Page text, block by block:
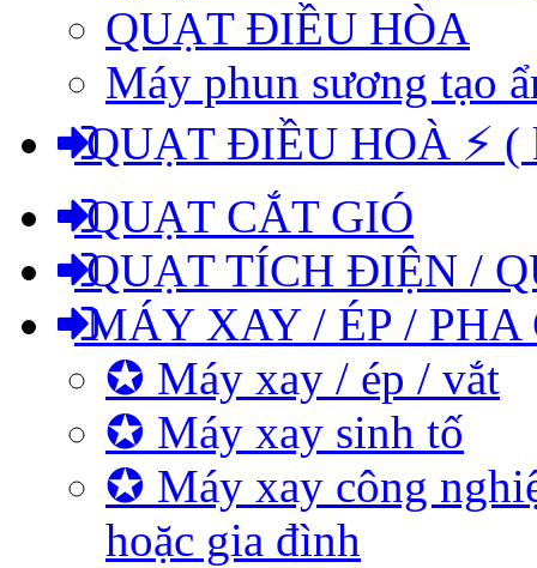
QUẠT ĐIỀU HÒA
Máy phun sương tạo
QUẠT ĐIỀU HOÀ ⚡ (
QUẠT CẮT GIÓ
QUẠT TÍCH ĐIỆN /
MÁY XAY / ÉP / PHA
✪ Máy xay / ép / vắt
✪ Máy xay sinh tố
✪ Máy xay công
hoặc gia đình